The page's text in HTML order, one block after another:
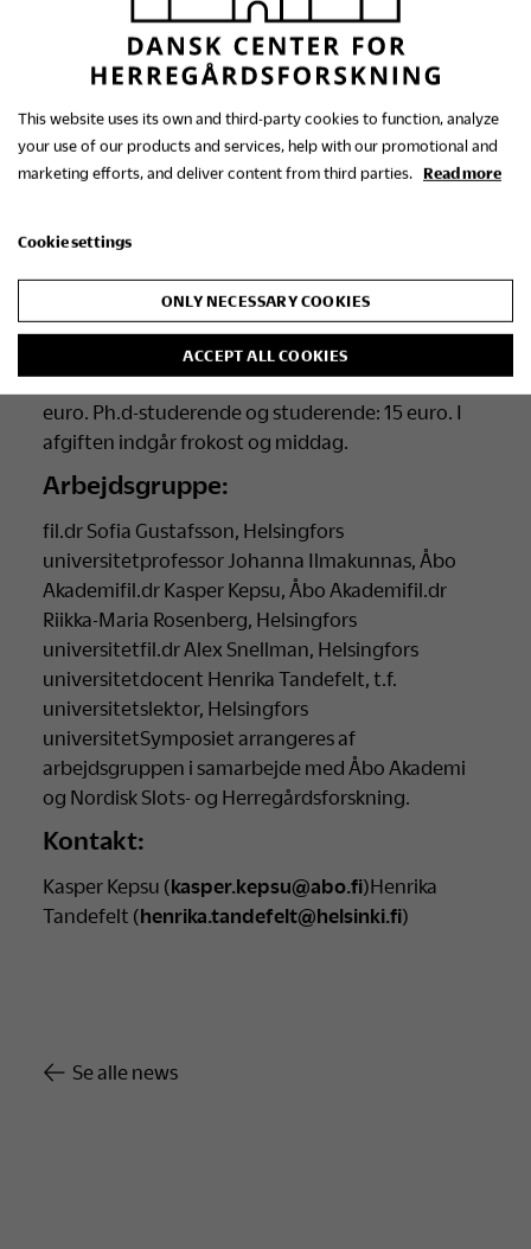
konferencedagen ved Åbo Akademi
foretages ekskursioner til Västra Nylands
herregårdsmiljøer.
Tilmelding
Tilmelding til konferencedeltagelse uden oplæg
(tilmelding åbnes i april 2022).
Konferenceafgift: 100 euro. I konferenceafgiften
indgår konferencedag, ekskursioner, tre gange
frokost og to middage.
Afgift for konferencedagen 18. august 2022: 25
euro. Ph.d-studerende og studerende: 15 euro. I
afgiften indgår frokost og middag.
Arbejdsgruppe:
fil.dr Sofia Gustafsson, Helsingfors
universitetprofessor Johanna Ilmakunnas, Åbo
Akademifil.dr Kasper Kepsu, Åbo Akademifil.dr
Riikka-Maria Rosenberg, Helsingfors
universitetfil.dr Alex Snellman, Helsingfors
universitetdocent Henrika Tandefelt, t.f.
universitetslektor, Helsingfors
universitetSymposiet arrangeres af
arbejdsgruppen i samarbejde med Åbo Akademi
og Nordisk Slots- og Herregårdsforskning.
Kontakt:
Kasper Kepsu (kasper.kepsu@abo.fi)Henrika
Tandefelt (henrika.tandefelt@helsinki.fi)
Se alle news
This website uses its own and third-party cookies to function, analyze
your use of our products and services, help with our promotional and
marketing efforts, and deliver content from third parties. Read more
Cookie settings
ONLY NECESSARY COOKIES
ACCEPT ALL COOKIES